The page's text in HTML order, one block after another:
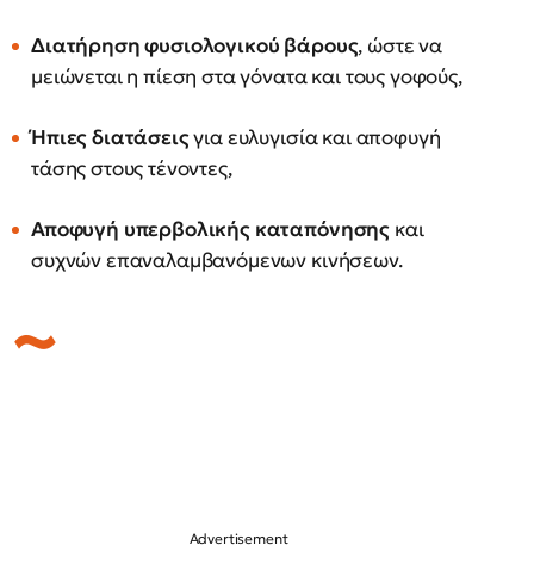
Διατήρηση φυσιολογικού βάρους, ώστε να
μειώνεται η πίεση στα γόνατα και τους γοφούς,
Ήπιες διατάσειςγια ευλυγισία και αποφυγή
τάσης στους τένοντες,
Αποφυγή υπερβολικής καταπόνησης και
συχνών επαναλαμβανόμενων κινήσεων.